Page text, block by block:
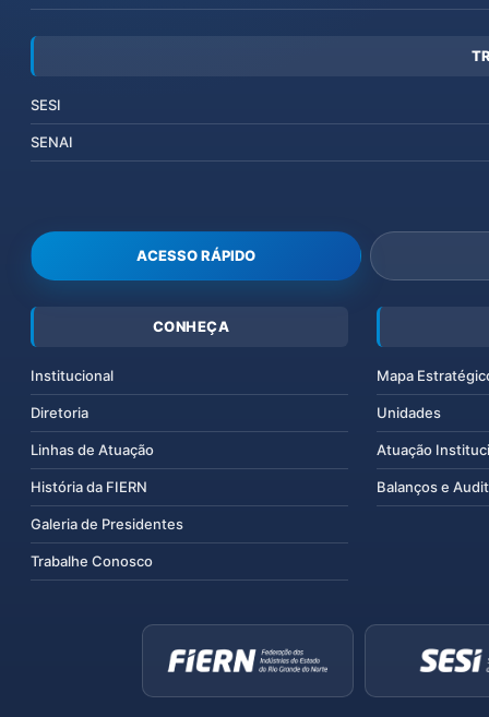
SESI
SENAI
ACESSO RÁPIDO
CONHEÇA
Institucional
Diretoria
Linhas de Atuação
História da FIERN
Galeria de Presidentes
Trabalhe Conosco
Mapa
Unidades
Atuação
Balanços e